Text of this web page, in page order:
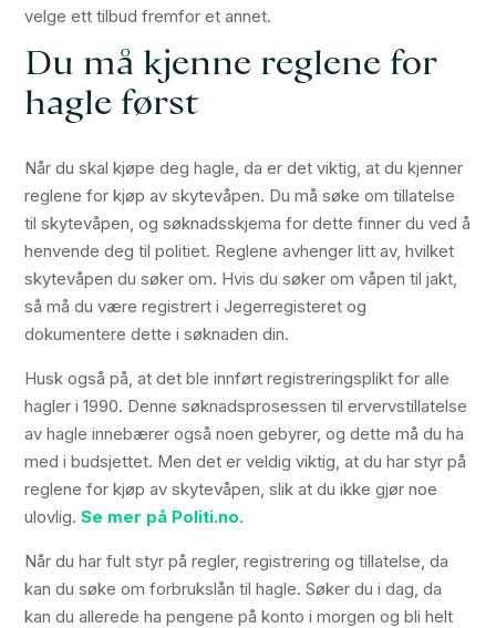
velge ett tilbud fremfor et annet.
Du må kjenne reglene for
hagle først
Når du skal kjøpe deg hagle, da er det viktig, at du kjenner
reglene for kjøp av skytevåpen. Du må søke om tillatelse
til skytevåpen, og søknadsskjema for dette finner du ved å
henvende deg til politiet. Reglene avhenger litt av, hvilket
skytevåpen du søker om. Hvis du søker om våpen til jakt,
så må du være registrert i Jegerregisteret og
dokumentere dette i søknaden din.
Husk også på, at det ble innført registreringsplikt for alle
hagler i 1990. Denne søknadsprosessen til ervervstillatelse
av hagle innebærer også noen gebyrer, og dette må du ha
med i budsjettet. Men det er veldig viktig, at du har styr på
reglene for kjøp av skytevåpen, slik at du ikke gjør noe
ulovlig.Se mer på Politi.no.
Når du har fult styr på regler, registrering og tillatelse, da
kan du søke om forbrukslån til hagle. Søker du i dag, da
kan du allerede ha pengene på konto i morgen og bli helt